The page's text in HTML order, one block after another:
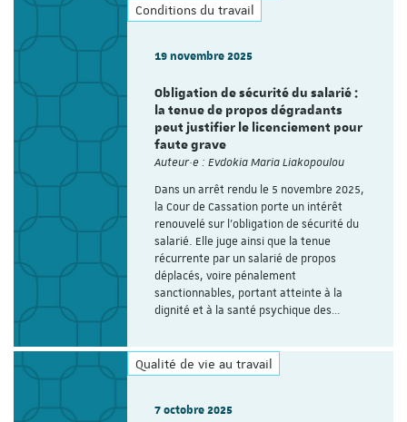
Conditions du travail
19 novembre 2025
Obligation de sécurité du salarié :
la tenue de propos dégradants
peut justifier le licenciement pour
faute grave
Auteur·e : Evdokia Maria Liakopoulou
Dans un arrêt rendu le 5 novembre 2025,
la Cour de Cassation porte un intérêt
renouvelé sur l’obligation de sécurité du
salarié. Elle juge ainsi que la tenue
récurrente par un salarié de propos
déplacés, voire pénalement
sanctionnables, portant atteinte à la
dignité et à la santé psychique des…
Qualité de vie au travail
7 octobre 2025